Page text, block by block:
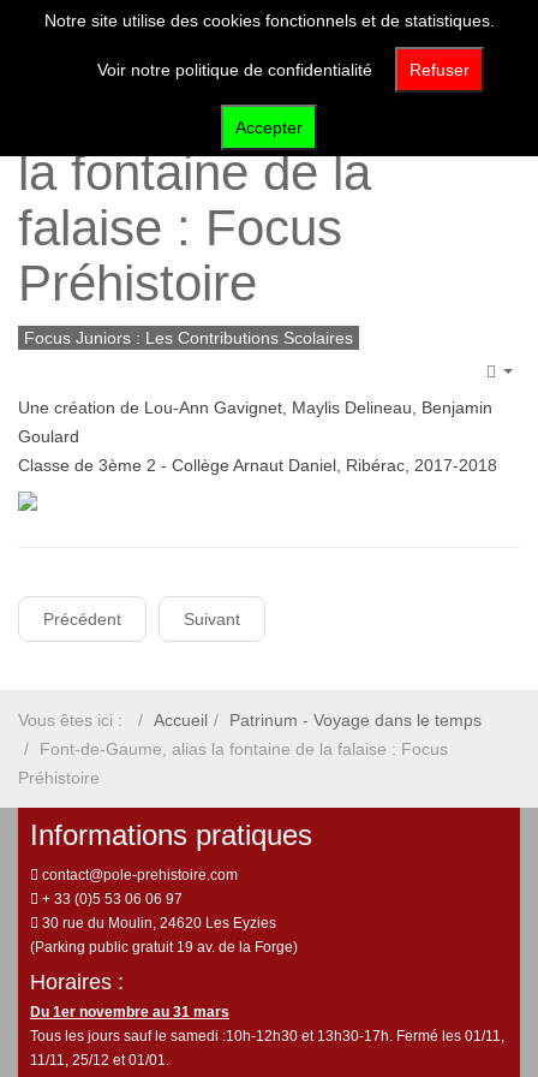
Font-de-Gaume, alias
la fontaine de la
falaise : Focus
Préhistoire
Focus Juniors : Les Contributions Scolaires
Une création de Lou-Ann Gavignet, Maylis Delineau, Benjamin
Goulard
Classe de 3ème 2 - Collège Arnaut Daniel, Ribérac, 2017-2018
Précédent Suivant
Vous êtes ici : Accueil
Patrinum - Voyage dans le temps
Font-de-Gaume, alias la fontaine de la falaise : Focus
Préhistoire
Informations pratiques
contact@pole-prehistoire.com
+ 33 (0)5 53 06 06 97
30 rue du Moulin, 24620 Les Eyzies
(Parking public gratuit 19 av. de la Forge)
Horaires :
Du 1er novembre au 31 mars
Tous les jours sauf le samedi :10h-12h30 et 13h30-17h. Fermé les 01/11,
11/11, 25/12 et 01/01.
Notre site utilise des cookies fonctionnels et de statistiques.
Voir notre politique de confidentialité Refuser
Accepter